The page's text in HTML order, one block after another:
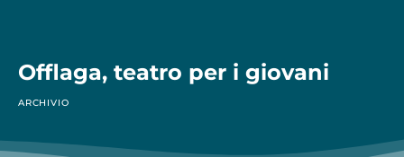
Offlaga, teatro per i giovani
ARCHIVIO